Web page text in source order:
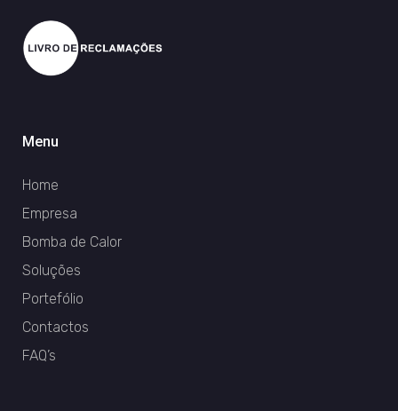
Menu
Home
Empresa
Bomba de Calor
Soluções
Portefólio
Contactos
FAQ’s